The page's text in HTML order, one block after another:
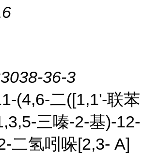
36-3
(4,6-二([1,1'-联苯
三嗪-2-基)-12-
二氢吲哚[2,3- A]